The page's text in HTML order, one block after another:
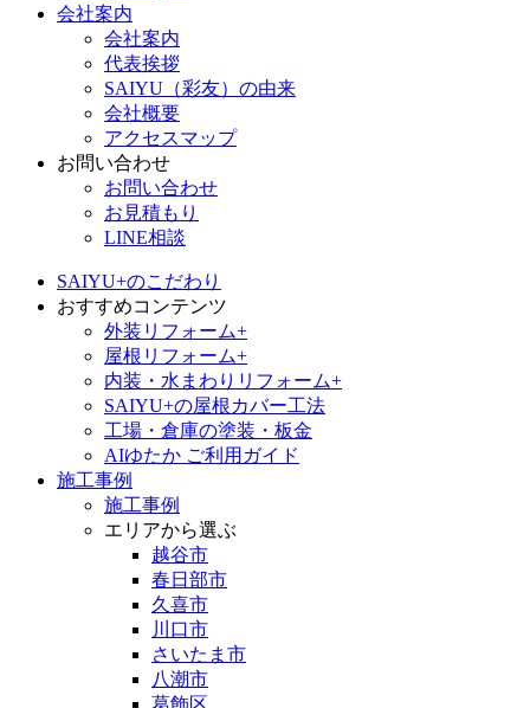
会社案内
会社案内
代表挨拶
SAIYU（彩友）の由来
会社概要
アクセスマップ
お問い合わせ
お問い合わせ
お見積もり
LINE相談
SAIYU+のこだわり
おすすめコンテンツ
外装リフォーム+
屋根リフォーム+
内装・水まわりリフォーム+
SAIYU+の屋根カバー工法
工場・倉庫の塗装・板金
AIゆたか ご利用ガイド
施工事例
施工事例
エリアから選ぶ
越谷市
春日部市
久喜市
川口市
さいたま市
八潮市
葛飾区